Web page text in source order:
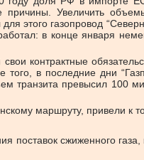
Увеличить
этого газопровод
в конце января
контрактные
в последние дни
транзита превысил 100
маршруту, привели к
поставок сжиженного